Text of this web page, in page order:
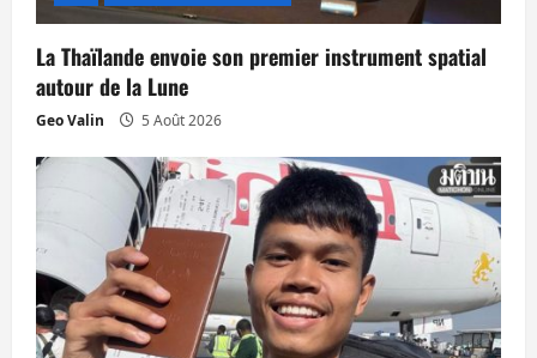
a
r
t
i
c
l
e
La Thaïlande envoie son premier instrument spatial
autour de la Lune
Geo Valin 5 Août 2026